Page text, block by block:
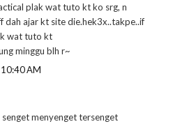
plak wat tuto kt ko srg, n
dah ajar kt site die.hek3x..takpe..if
wat tuto kt
minggu blh r~
AM
menyenget tersenget